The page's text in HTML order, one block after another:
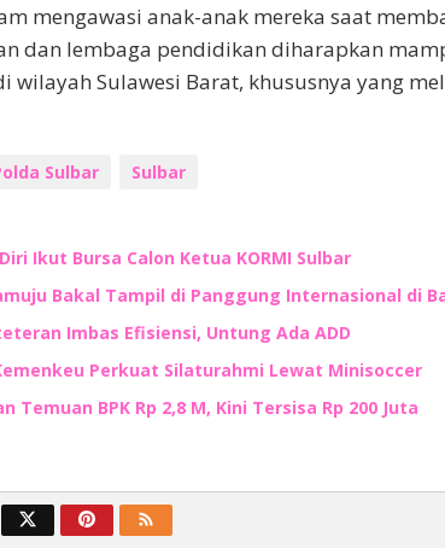
mengawasi anak-anak mereka saat
dan lembaga pendidikan diharapkan
wilayah Sulawesi Barat, khususnya yang
Sulbar Sulbar
Ikut Bursa Calon Ketua KORMI Sulbar
Bakal Tampil di Panggung Internasional di
Imbas Efisiensi, Untung Ada ADD
Perkuat Silaturahmi Lewat Minisoccer
Temuan BPK Rp 2,8 M, Kini Tersisa Rp 200 Juta